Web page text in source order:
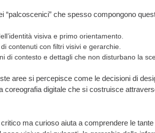
“palcoscenici” che spesso compongono
visiva e primo orientamento.
contenuti con filtri visivi e gerarchie.
di contesto e dettagli che non disturbano la
aree si percepisce come le decisioni di
coreografia digitale che si costruisce
ma curioso aiuta a comprendere le